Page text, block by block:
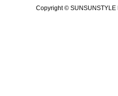
Copyright © SUNSUNSTYLE